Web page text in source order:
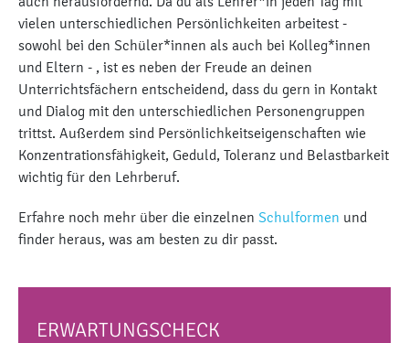
vielen unterschiedlichen Persönlichkeiten arbeitest -
sowohl bei den Schüler*innen als auch bei Kolleg*innen
und Eltern - , ist es neben der Freude an deinen
Unterrichtsfächern entscheidend, dass du gern in Kontakt
und Dialog mit den unterschiedlichen Personengruppen
trittst. Außerdem sind Persönlichkeitseigenschaften wie
Konzentrationsfähigkeit, Geduld, Toleranz und Belastbarkeit
wichtig für den Lehrberuf.
Erfahre noch mehr über die einzelnen Schulformen und
finder heraus, was am besten zu dir passt.
ERWARTUNGS­CHECK